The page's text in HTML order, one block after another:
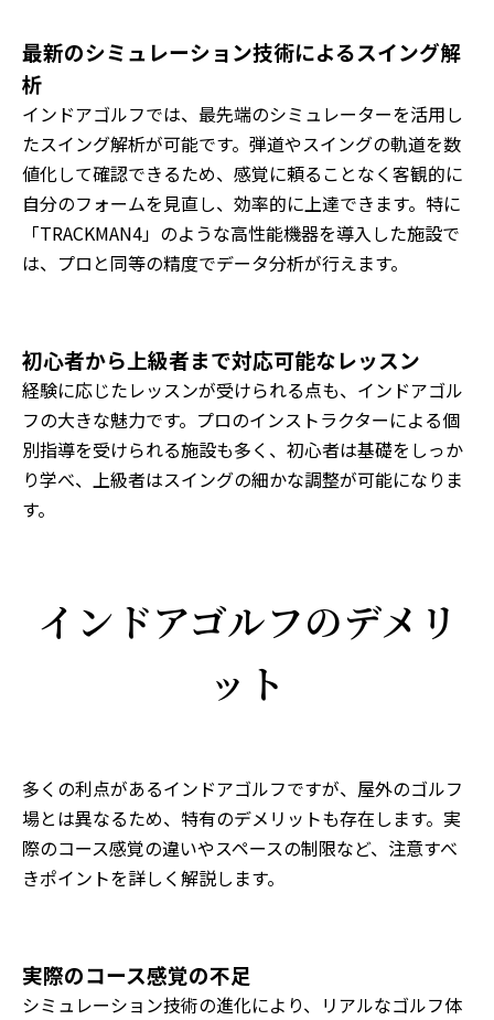
最新のシミュレーション技術によるスイング解
析
インドアゴルフでは、最先端のシミュレーターを活用し
たスイング解析が可能です。弾道やスイングの軌道を数
値化して確認できるため、感覚に頼ることなく客観的に
自分のフォームを見直し、効率的に上達できます。特に
「TRACKMAN4」のような高性能機器を導入した施設で
は、プロと同等の精度でデータ分析が行えます。
初心者から上級者まで対応可能なレッスン
経験に応じたレッスンが受けられる点も、インドアゴル
フの大きな魅力です。プロのインストラクターによる個
別指導を受けられる施設も多く、初心者は基礎をしっか
り学べ、上級者はスイングの細かな調整が可能になりま
す。
インドアゴルフのデメリ
ット
多くの利点があるインドアゴルフですが、屋外のゴルフ
場とは異なるため、特有のデメリットも存在します。実
際のコース感覚の違いやスペースの制限など、注意すべ
きポイントを詳しく解説します。
実際のコース感覚の不足
シミュレーション技術の進化により、リアルなゴルフ体